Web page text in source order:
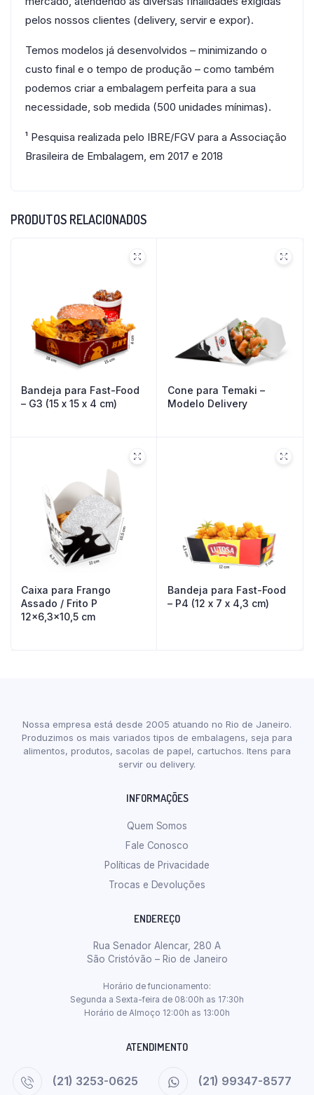
pelos nossos clientes (delivery, servir e expor).
Temos modelos já desenvolvidos – minimizando o
custo final e o tempo de produção – como também
podemos criar a embalagem perfeita para a sua
necessidade, sob medida (500 unidades mínimas).
¹ Pesquisa realizada pelo IBRE/FGV para a Associação
Brasileira de Embalagem, em 2017 e 2018
PRODUTOS RELACIONADOS
Bandeja para Fast-Food
– G3 (15 x 15 x 4 cm)
Cone para Temaki –
Modelo Delivery
Caixa para Frango
Assado / Frito P
12×6,3×10,5 cm
Bandeja para Fast-Food
– P4 (12 x 7 x 4,3 cm)
Nossa empresa está desde 2005 atuando no Rio de Janeiro.
Produzimos os mais variados tipos de embalagens, seja para
alimentos, produtos, sacolas de papel, cartuchos. Itens para
servir ou delivery.
INFORMAÇÕES
Quem Somos
Fale Conosco
Políticas de Privacidade
Trocas e Devoluções
ENDEREÇO
Rua Senador Alencar, 280 A
São Cristóvão – Rio de Janeiro
Horário de funcionamento:
Segunda a Sexta-feira de 08:00h as 17:30h
Horário de Almoço 12:00h as 13:00h
ATENDIMENTO
(21) 3253-0625 (21) 99347-8577